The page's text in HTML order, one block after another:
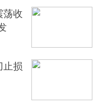
荡收
止损